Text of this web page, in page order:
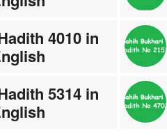
4010 in
5314 in